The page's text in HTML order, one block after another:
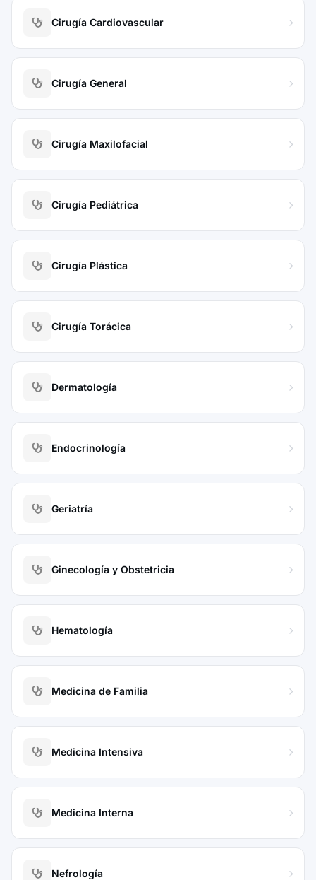
Cirugía Cardiovascular
Cirugía General
Cirugía Maxilofacial
Cirugía Pediátrica
Cirugía Plástica
Cirugía Torácica
Dermatología
Endocrinología
Geriatría
Ginecología y Obstetricia
Hematología
Medicina de Familia
Medicina Intensiva
Medicina Interna
Nefrología